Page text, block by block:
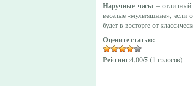
Наручные часы– отличный
весёлые «мультяшные», если
будет в восторге от
Оцените статью:
Рейтинг:4,00/5 (1 голосов)